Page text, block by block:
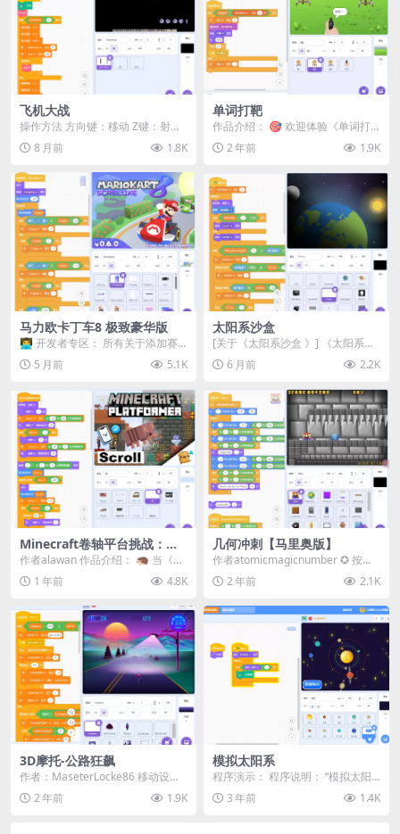
飞机大战
操作方法 方向键：移动 Z键：射击
X键：发射导弹（装备时） C键：能
量提升 A...
8 月前 1.8K
单词打靶
作品介绍： 🎯 欢迎体验《单词打
靶》！ 这是一款趣味十足的Scratc
h教学作品...
2 年前 1.9K
马力欧卡丁车8 极致豪华版
👨‍💻 开发者专区： 所有关于添加赛
道的说明都在“赛道”...
5 月前 5.1K
太阳系沙盒
[关于《太阳系沙盒 》] 《太阳系沙
盒》是一款 3D 太空沙盒和 N 体模
拟器，...
6 月前 2.2K
Minecraft卷轴平台挑战：犰
狳之章
作者alawan 作品介绍： 🦔 当《我
的世界》1.21新生物遇上硬核跑
酷！ 🦔...
1 年前 4.8K
几何冲刺【马里奥版】
作者atomicmagicnumber ✪ 按任
意按钮（或触摸屏）跳转。 ✪ 躲...
2 年前 2.1K
3D摩托-公路狂飙
作者：MaseterLocke86 移动设备
友好型 * 使用空格键或右箭头键选
择...2 年前 1.9K
模拟太阳系
程序演示： 程序说明： “模拟太阳
系”是一个基于Scratch编程平台的
模拟动画...
3 年前 1.4K